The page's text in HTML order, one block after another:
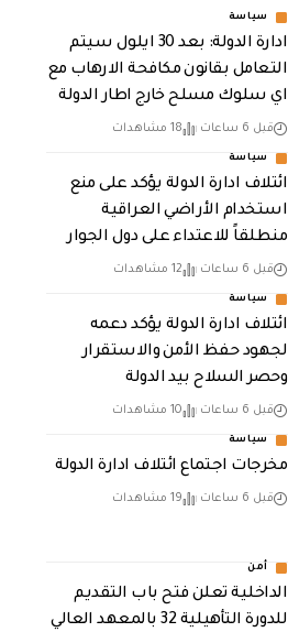
سياسة
ادارة الدولة: بعد 30 ايلول سيتم
التعامل بقانون مكافحة الارهاب مع
اي سلوك مسلح خارج اطار الدولة
قبل 6 ساعات 18 مشاهدات
سياسة
ائتلاف ادارة الدولة يؤكد على منع
استخدام الأراضي العراقية
منطلقاً للاعتداء على دول الجوار
قبل 6 ساعات 12 مشاهدات
سياسة
ائتلاف ادارة الدولة يؤكد دعمه
لجهود حفظ الأمن والاستقرار
وحصر السلاح بيد الدولة
قبل 6 ساعات 10 مشاهدات
سياسة
مخرجات اجتماع ائتلاف ادارة الدولة
قبل 6 ساعات 19 مشاهدات
أمن
الداخلية تعلن فتح باب التقديم
للدورة التأهيلية 32 بالمعهد العالي